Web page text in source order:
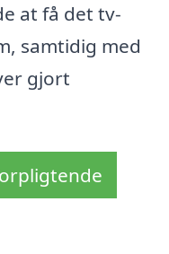
at få det tv-
samtidig med
gjort